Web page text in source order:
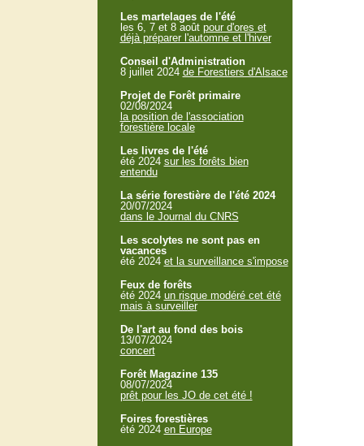
Les martelages de l'été
les 6, 7 et 8 août pour d'ores et
déjà préparer l'automne et l'hiver
Conseil d'Administration
8 juillet 2024 de Forestiers d'Alsace
Projet de Forêt primaire
02/08/2024
la position de l'association
forestière locale
Les livres de l'été
été 2024 sur les forêts bien
entendu
La série forestière de l'été 2024
20/07/2024
dans le Journal du CNRS
Les scolytes ne sont pas en
vacances
été 2024 et la surveillance s'impose
Feux de forêts
été 2024 un risque modéré cet été
mais à surveiller
De l'art au fond des bois
13/07/2024
concert
Forêt Magazine 135
08/07/2024
prêt pour les JO de cet été !
Foires forestières
été 2024 en Europe